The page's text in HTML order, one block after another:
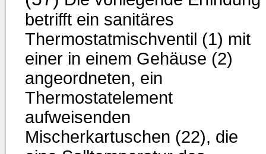
betrifft ein sanitäres
Thermostatmischventil (1) mit
einer in einem Gehäuse (2)
angeordneten, ein
Thermostatelement
aufweisenden
Mischerkartuschen (22), die